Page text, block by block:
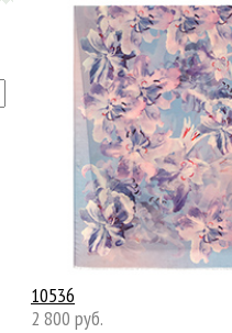
10536
2 800 руб.